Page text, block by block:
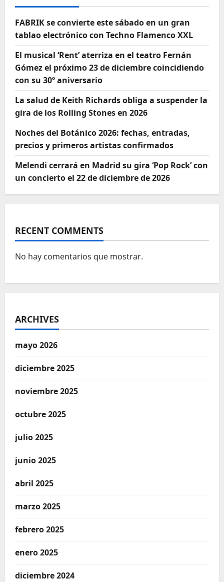
FABRIK se convierte este sábado en un gran
tablao electrónico con Techno Flamenco XXL
El musical ‘Rent’ aterriza en el teatro Fernán
Gómez el próximo 23 de diciembre coincidiendo
con su 30º aniversario
La salud de Keith Richards obliga a suspender la
gira de los Rolling Stones en 2026
Noches del Botánico 2026: fechas, entradas,
precios y primeros artistas confirmados
Melendi cerrará en Madrid su gira ‘Pop Rock’ con
un concierto el 22 de diciembre de 2026
RECENT COMMENTS
No hay comentarios que mostrar.
ARCHIVES
mayo 2026
diciembre 2025
noviembre 2025
octubre 2025
julio 2025
junio 2025
abril 2025
marzo 2025
febrero 2025
enero 2025
diciembre 2024